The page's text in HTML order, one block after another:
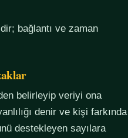
bağlantı ve zaman
belirleyip veriyi ona
denir ve kişi farkında
destekleyen sayılara